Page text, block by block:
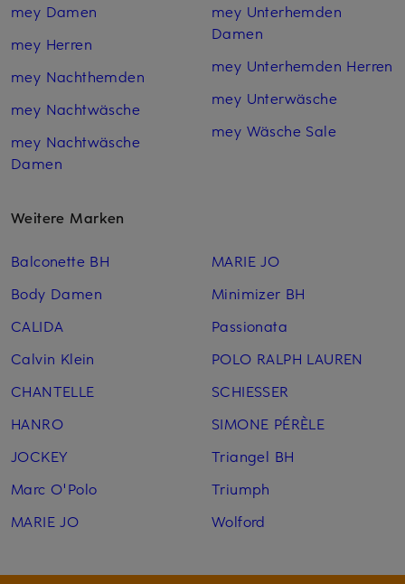
mey Damen
mey Herren
mey Nachthemden
mey Nachtwäsche
mey Nachtwäsche
Damen
mey Unterhemden
Damen
mey Unterhemden Herren
mey Unterwäsche
mey Wäsche Sale
Weitere Marken
Balconette BH
Body Damen
CALIDA
Calvin Klein
CHANTELLE
HANRO
JOCKEY
Marc O'Polo
MARIE JO
MARIE JO
Minimizer BH
Passionata
POLO RALPH LAUREN
SCHIESSER
SIMONE PÉRÈLE
Triangel BH
Triumph
Wolford